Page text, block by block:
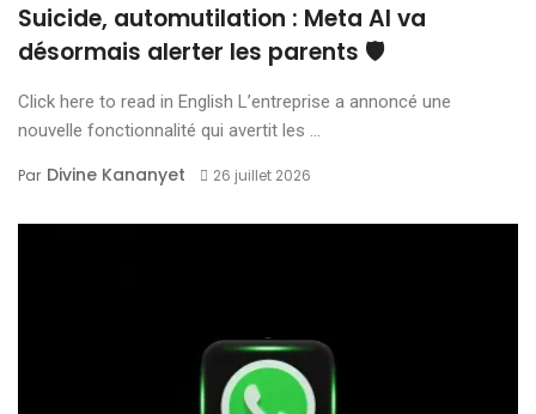
Suicide, automutilation : Meta AI va
désormais alerter les parents 🛡️
Click here to read in English L’entreprise a annoncé une
nouvelle fonctionnalité qui avertit les ...
Par Divine Kananyet 26 juillet 2026